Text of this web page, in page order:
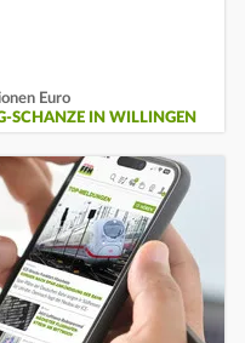
Euro
SCHANZE IN WILLINGEN